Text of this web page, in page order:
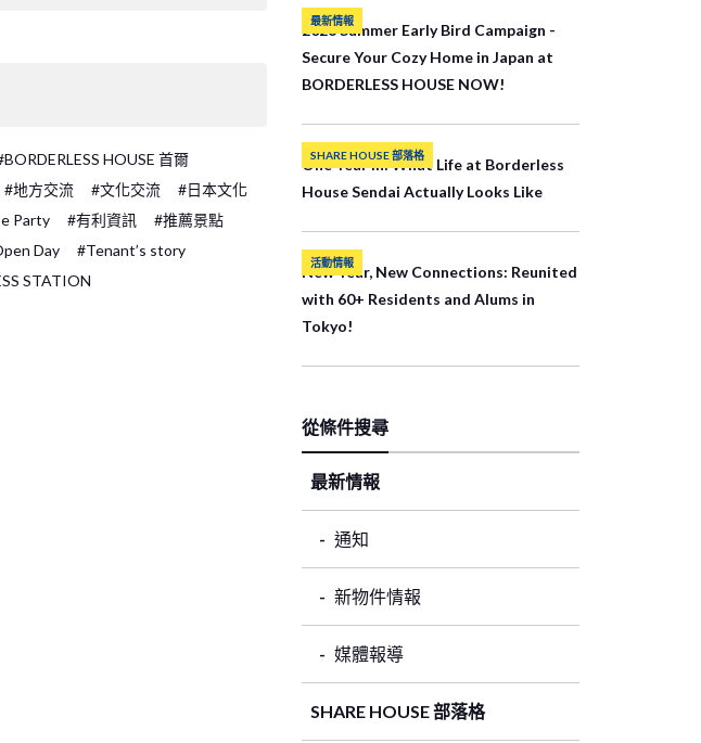
HOUSE 首爾
#地方交流 #文化交流
#日本文化
Party #有利資訊
#推薦景點
Day
#Tenant’s story
STATION
最新情報
2026 Summer Early Bird Campaign -
Secure Your Cozy Home in Japan at
BORDERLESS HOUSE NOW!
SHARE HOUSE 部落格
One Year In: What Life at Borderless
House Sendai Actually Looks Like
活動情報
New Year, New Connections: Reunited
with 60+ Residents and Alums in
Tokyo!
從條件搜尋
最新情報
通知
新物件情報
媒體報導
SHARE HOUSE 部落格